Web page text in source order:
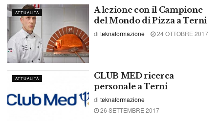
ATTUALITÀ
A lezione con il Campione
del Mondo di Pizza a Terni
di teknaformazione 24 OTTOBRE 2017
ATTUALITÀ
CLUB MED ricerca
personale a Terni
di teknaformazione
26 SETTEMBRE 2017